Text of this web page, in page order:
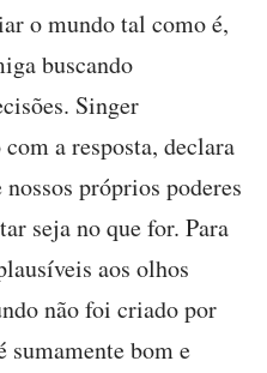
o mundo tal como é,
buscando
Singer
a resposta, declara
próprios poderes
seja no que for. Para
aos olhos
não foi criado por
sumamente bom e